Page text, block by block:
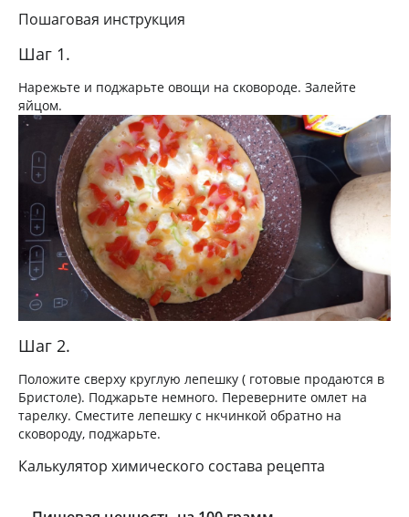
Пошаговая инструкция
Шаг 1.
Нарежьте и поджарьте овощи на сковороде. Залейте
яйцом.
Шаг 2.
Положите сверху круглую лепешку ( готовые продаются в
Бристоле). Поджарьте немного. Переверните омлет на
тарелку. Сместите лепешку с нкчинкой обратно на
сковороду, поджарьте.
Калькулятор химического состава рецепта